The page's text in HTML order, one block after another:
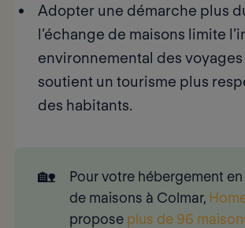
Adopter une démarche plus
l’échange de maisons limite
environnemental des
soutient un tourisme plus
des habitants.
🏡 Pour votre hébergement en
de maisons à Colmar,
propose plus de 96